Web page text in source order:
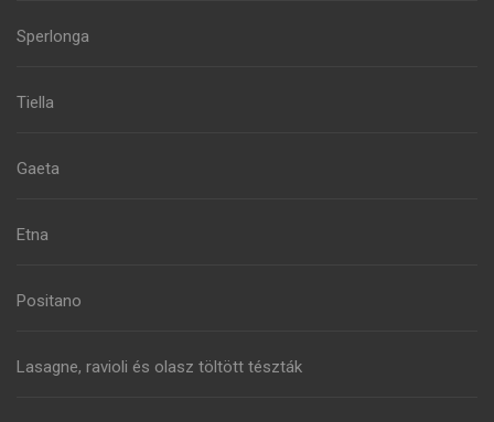
Sperlonga
Tiella
Gaeta
Etna
Positano
Lasagne, ravioli és olasz töltött tészták